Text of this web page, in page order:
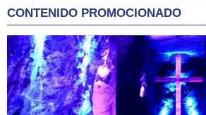
CONTENIDO PROMOCIONADO